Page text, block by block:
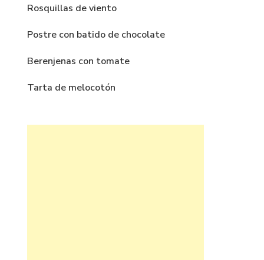
Rosquillas de viento
Postre con batido de chocolate
Berenjenas con tomate
Tarta de melocotón